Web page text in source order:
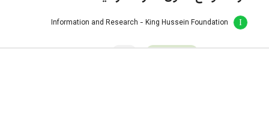
تقرير حقوق الانسان الخاص بالأردن للعام
2102